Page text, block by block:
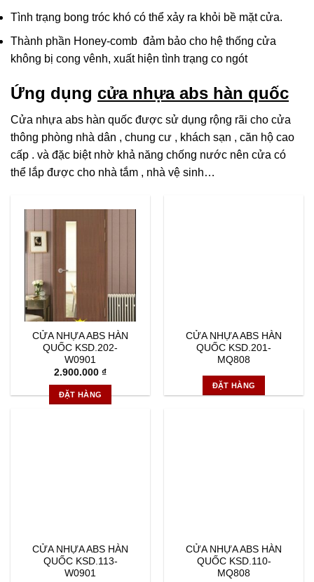
Tình trạng bong tróc khó có thể xảy ra khỏi bề mặt cửa.
Thành phần Honey-comb đảm bảo cho hệ thống cửa
không bị cong vênh, xuất hiện tình trạng co ngót
Ứng dụng cửa nhựa abs hàn quốc
Cửa nhựa abs hàn quốc được sử dụng rộng rãi cho cửa
thông phòng nhà dân , chung cư , khách sạn , căn hộ cao
cấp . và đặc biệt nhờ khả năng chống nước nên cửa có
thể lắp được cho nhà tắm , nhà vệ sinh…
CỬA NHỰA ABS HÀN
QUỐC KSD.202-
W0901
2.900.000 ₫
ĐẶT HÀNG
CỬA NHỰA ABS HÀN
QUỐC KSD.201-
MQ808
ĐẶT HÀNG
CỬA NHỰA ABS HÀN
QUỐC KSD.113-
W0901
CỬA NHỰA ABS HÀN
QUỐC KSD.110-
MQ808